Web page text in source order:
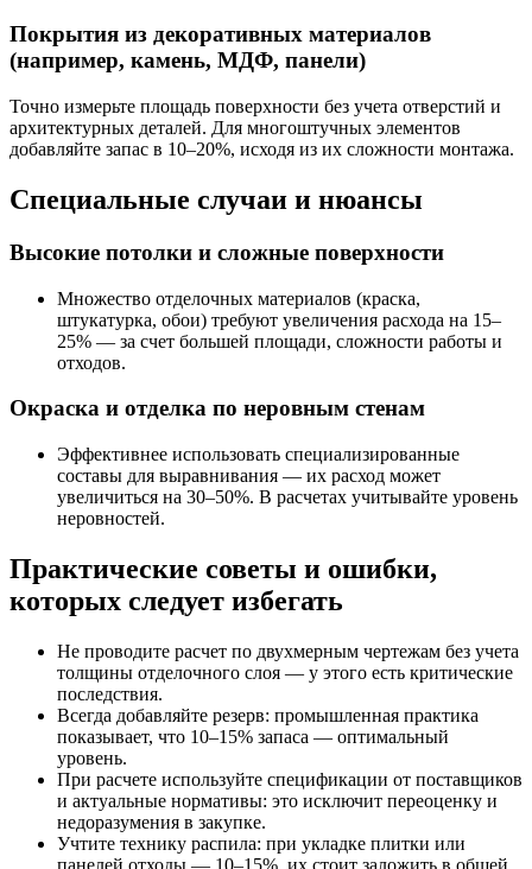
Покрытия из декоративных материалов
(например, камень, МДФ, панели)
Точно измерьте площадь поверхности без учета отверстий и
архитектурных деталей. Для многоштучных элементов
добавляйте запас в 10–20%, исходя из их сложности монтажа.
Специальные случаи и нюансы
Высокие потолки и сложные поверхности
Множество отделочных материалов (краска,
штукатурка, обои) требуют увеличения расхода на 15–
25% — за счет большей площади, сложности работы и
отходов.
Окраска и отделка по неровным стенам
Эффективнее использовать специализированные
составы для выравнивания — их расход может
увеличиться на 30–50%. В расчетах учитывайте уровень
неровностей.
Практические советы и ошибки,
которых следует избегать
Не проводите расчет по двухмерным чертежам без учета
толщины отделочного слоя — у этого есть критические
последствия.
Всегда добавляйте резерв: промышленная практика
показывает, что 10–15% запаса — оптимальный
уровень.
При расчете используйте спецификации от поставщиков
и актуальные нормативы: это исключит переоценку и
недоразумения в закупке.
Учтите технику распила: при укладке плитки или
панелей отходы — 10–15%, их стоит заложить в общей